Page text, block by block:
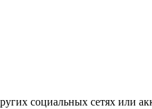
социальных сетях или